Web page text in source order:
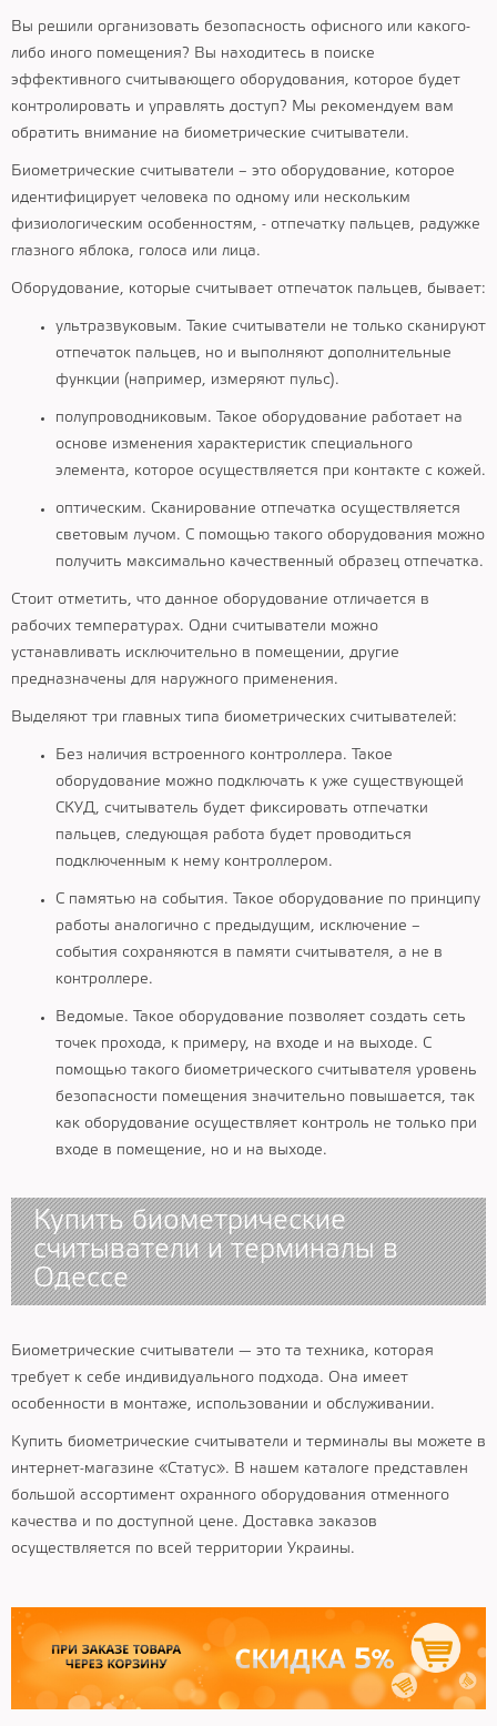
Вы решили организовать безопасность офисного или какого-
либо иного помещения? Вы находитесь в поиске
эффективного считывающего оборудования, которое будет
контролировать и управлять доступ? Мы рекомендуем вам
обратить внимание на биометрические считыватели.
Биометрические считыватели – это оборудование, которое
идентифицирует человека по одному или нескольким
физиологическим особенностям, - отпечатку пальцев, радужке
глазного яблока, голоса или лица.
Оборудование, которые считывает отпечаток пальцев, бывает:
ультразвуковым. Такие считыватели не только сканируют
отпечаток пальцев, но и выполняют дополнительные
функции (например, измеряют пульс).
полупроводниковым. Такое оборудование работает на
основе изменения характеристик специального
элемента, которое осуществляется при контакте с кожей.
оптическим. Сканирование отпечатка осуществляется
световым лучом. С помощью такого оборудования можно
получить максимально качественный образец отпечатка.
Стоит отметить, что данное оборудование отличается в
рабочих температурах. Одни считыватели можно
устанавливать исключительно в помещении, другие
предназначены для наружного применения.
Выделяют три главных типа биометрических считывателей:
Без наличия встроенного контроллера. Такое
оборудование можно подключать к уже существующей
СКУД, считыватель будет фиксировать отпечатки
пальцев, следующая работа будет проводиться
подключенным к нему контроллером.
С памятью на события. Такое оборудование по принципу
работы аналогично с предыдущим, исключение –
события сохраняются в памяти считывателя, а не в
контроллере.
Ведомые. Такое оборудование позволяет создать сеть
точек прохода, к примеру, на входе и на выходе. С
помощью такого биометрического считывателя уровень
безопасности помещения значительно повышается, так
как оборудование осуществляет контроль не только при
входе в помещение, но и на выходе.
Купить биометрические
считыватели и терминалы в
Одессе
Биометрические считыватели — это та техника, которая
требует к себе индивидуального подхода. Она имеет
особенности в монтаже, использовании и обслуживании.
Купить биометрические считыватели и терминалы вы можете в
интернет-магазине «Статус». В нашем каталоге представлен
большой ассортимент охранного оборудования отменного
качества и по доступной цене. Доставка заказов
осуществляется по всей территории Украины.